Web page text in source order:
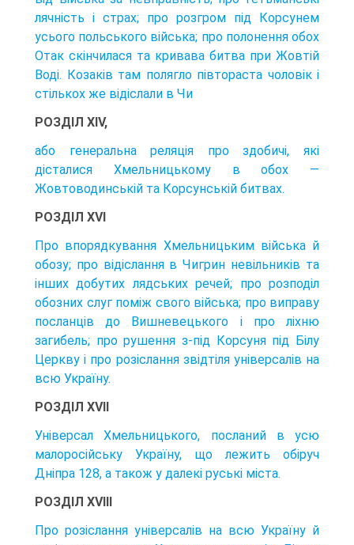
лячність і страх; про розгром під Корсунем
усього польського війська; про полонення обох
Отак скінчилася та кривава битва при Жовтій
Воді. Козаків там полягло півтораста чоловік і
стількох же відіслали в Чи
РОЗДІЛ XIV,
або генеральна реляція про здобичі, які
дісталися Хмельницькому в обох —
Жовтоводинській та Корсунській битвах.
РОЗДІЛ XVI
Про впорядкування Хмельницьким війська й
обозу; про відіслання в Чигрин невільників та
інших добутих лядських речей; про розподіл
обозних слуг поміж свого війська; про виправу
посланців до Вишневецького і про ліхню
загибель; про рушення з-під Корсуня під Білу
Церкву і про розіслання звідтіля універсалів на
всю Україну.
РОЗДІЛ XVII
Універсал Хмельницького, посланий в усю
малоросійську Україну, що лежить обіруч
Дніпра 128, а також у далекі руські міста.
РОЗДІЛ XVIII
Про розіслання універсалів на всю Україну й